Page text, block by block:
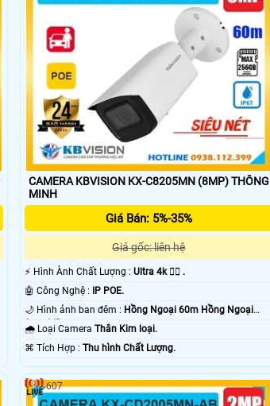
CAMERA KBVISION KX-C8205MN (8MP) THÔNG
MINH
Giá Bán: 5%-35%
Giá gốc: liên hệ
️⚡ Hình Ành Chất Lượng : Ultra 4k 👍🏾 .
🤖️ Công Nghệ :
IP POE.
🌙 Hình ảnh ban đêm : Hồng Ngoại 60m Hồng Ngoại
Smart IR.
🌧️ Loại Camera Thân Kim loại.
️⌘ Tích Hợp : Thu hình Chất Lượng.
607